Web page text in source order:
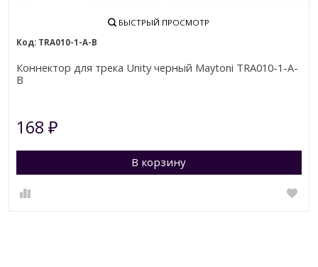
БЫСТРЫЙ ПРОСМОТР
TRA010-1-A-B
Коннектор для трека Unity черный Maytoni TRA010-1-A-
B
168₽
В корзину